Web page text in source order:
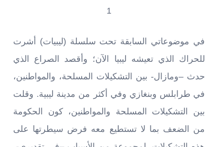
1
في موضوعاتي السابقة تحت سلسلة (ليبيات) أشرت
للحراك الذي تعيشه ليبيا الآن؛ وأقصد الصراع الذي
حدث –ومازال- بين التشكيلات المسلحة، والمواطنين،
في طرابلس وبنغازي وفي أكثر من مدينة ليبية. وقلت
بين التشكيلات المسلحة والمواطنين، كون الحكومة
من الضعف بما لا تستطيع معه فرض سيطرتها على